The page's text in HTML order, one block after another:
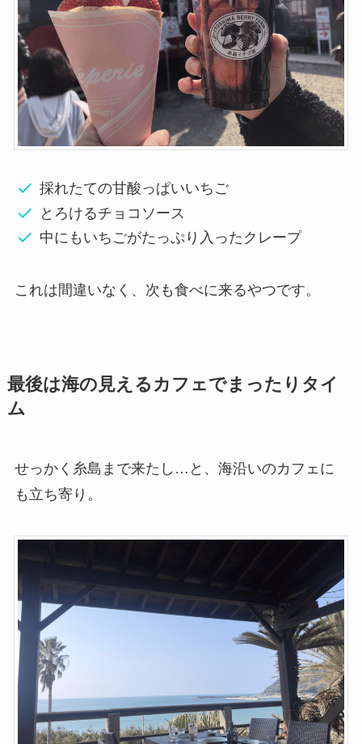
採れたての甘酸っぱいいちご
とろけるチョコソース
中にもいちごがたっぷり入ったクレープ
これは間違いなく、次も食べに来るやつです。
最後は海の見えるカフェでまったりタイ
ム
せっかく糸島まで来たし…と、海沿いのカフェに
も立ち寄り。